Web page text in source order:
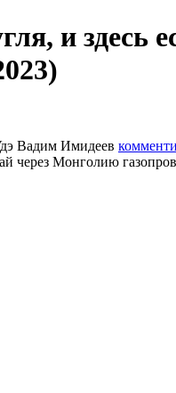
и здесь
Вадим Имидеев
через Монголию